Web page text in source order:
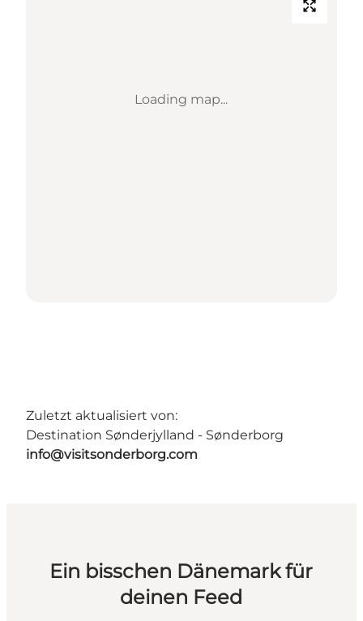
Loading map...
Zuletzt aktualisiert von:
Destination Sønderjylland - Sønderborg
info@visitsonderborg.com
Ein bisschen Dänemark für
deinen Feed